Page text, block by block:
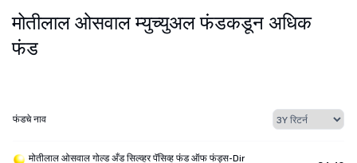
मोतीलाल ओसवाल म्युच्युअल फंडकडून अधिक
फंड
फंडचे नाव
मोतीलाल ओसवाल गोल्ड अँड सिल्व्हर पॅसिव्ह फंड ऑफ फंड्स-Dir